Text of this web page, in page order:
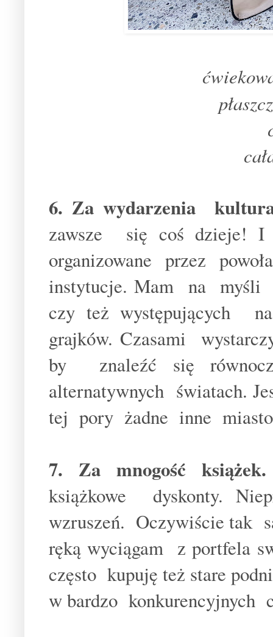
6. Za wydarzenia
zawsze się coś dzieje!
organizowane przez
instytucje. Mam na myśli
czy też występujących
grajków. Czasami
by znaleźć się
alternatywnych światach.
tej pory żadne inne
7. Za mnogość książek.
książkowe dyskonty.
wzruszeń. Oczywiście tak
ręką wyciągam z portfela
często kupuję też stare
w bardzo konkurencyjnych